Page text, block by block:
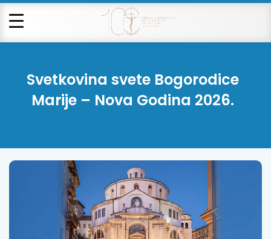
Svetkovina svete Bogorodice
Marije – Nova Godina 2026.